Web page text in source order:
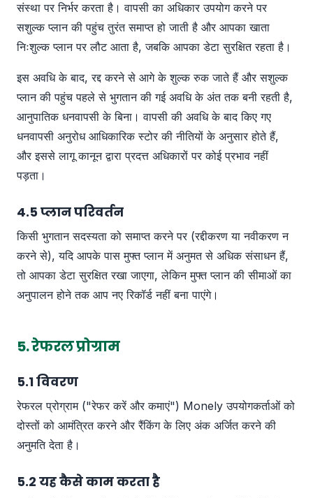
संस्था पर निर्भर करता है। वापसी का अधिकार उपयोग करने पर
सशुल्क प्लान की पहुंच तुरंत समाप्त हो जाती है और आपका खाता
निःशुल्क प्लान पर लौट आता है, जबकि आपका डेटा सुरक्षित रहता है।
इस अवधि के बाद, रद्द करने से आगे के शुल्क रुक जाते हैं और सशुल्क
प्लान की पहुंच पहले से भुगतान की गई अवधि के अंत तक बनी रहती है,
आनुपातिक धनवापसी के बिना। वापसी की अवधि के बाद किए गए
धनवापसी अनुरोध आधिकारिक स्टोर की नीतियों के अनुसार होते हैं,
और इससे लागू कानून द्वारा प्रदत्त अधिकारों पर कोई प्रभाव नहीं
पड़ता।
4.5 प्लान परिवर्तन
किसी भुगतान सदस्यता को समाप्त करने पर (रद्दीकरण या नवीकरण न
करने से), यदि आपके पास मुफ्त प्लान में अनुमत से अधिक संसाधन हैं,
तो आपका डेटा सुरक्षित रखा जाएगा, लेकिन मुफ्त प्लान की सीमाओं का
अनुपालन होने तक आप नए रिकॉर्ड नहीं बना पाएंगे।
5. रेफरल प्रोग्राम
5.1 विवरण
रेफरल प्रोग्राम ("रेफर करें और कमाएं") Monely उपयोगकर्ताओं को
दोस्तों को आमंत्रित करने और रैंकिंग के लिए अंक अर्जित करने की
अनुमति देता है।
5.2 यह कैसे काम करता है